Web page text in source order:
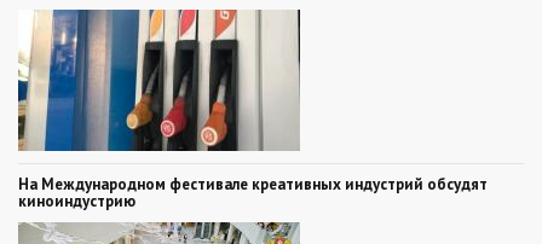
На Международном фестивале креативных индустрий обсудят
киноиндустрию